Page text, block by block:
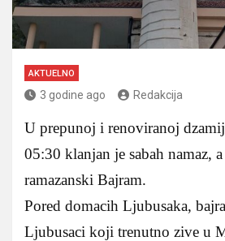
AKTUELNO
3 godine ago Redakcija
U prepunoj i renoviranoj
05:30 klanjan je sabah namaz,
ramazanski Bajram.
Pored domacih Ljubusaka,
Ljubusaci koji trenutno zive u